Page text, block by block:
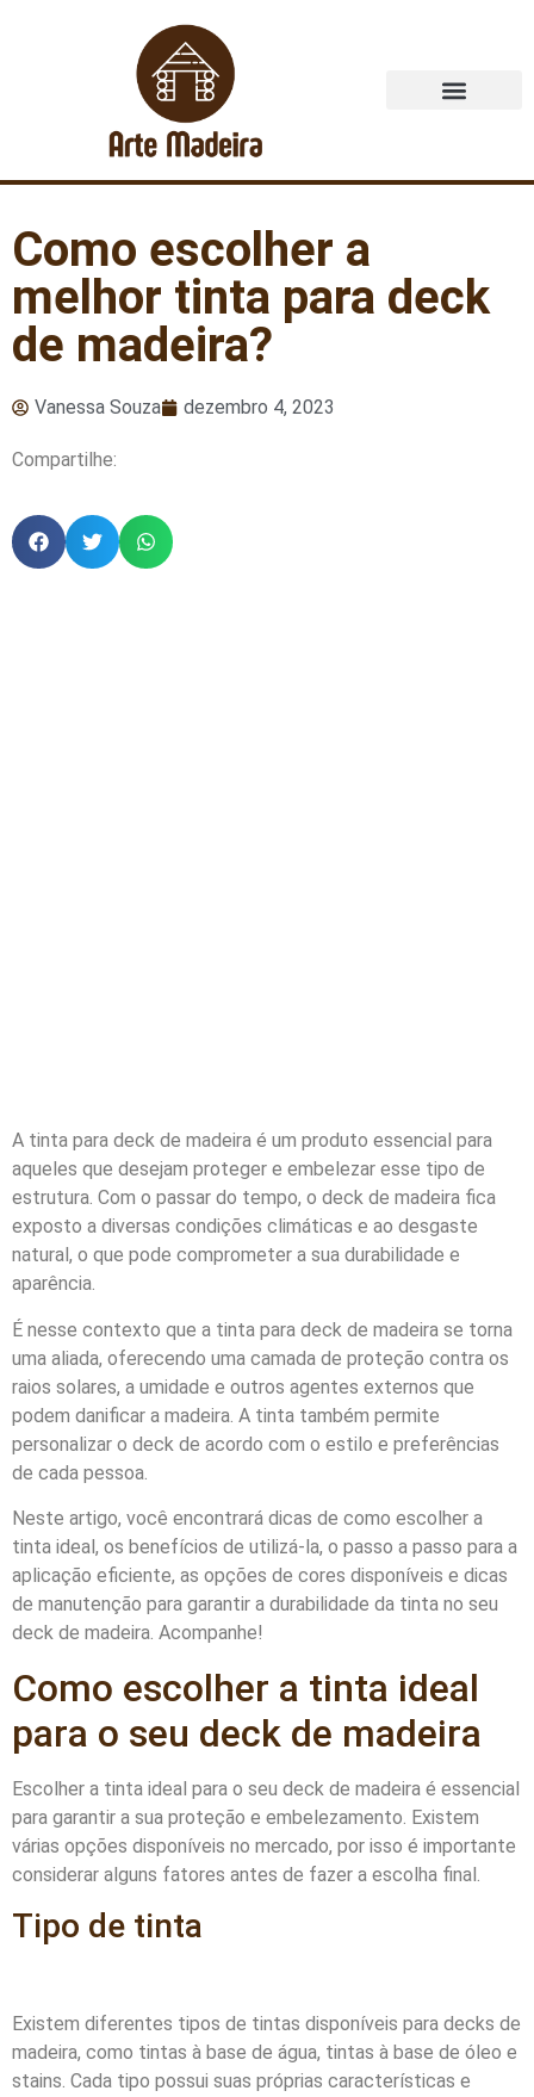
Como escolher a
melhor tinta para deck
de madeira?
Vanessa Souza dezembro 4, 2023
Compartilhe:
A tinta para deck de madeira é um produto essencial para
aqueles que desejam proteger e embelezar esse tipo de
estrutura. Com o passar do tempo, o deck de madeira fica
exposto a diversas condições climáticas e ao desgaste
natural, o que pode comprometer a sua durabilidade e
aparência.
É nesse contexto que a tinta para deck de madeira se torna
uma aliada, oferecendo uma camada de proteção contra os
raios solares, a umidade e outros agentes externos que
podem danificar a madeira. A tinta também permite
personalizar o deck de acordo com o estilo e preferências
de cada pessoa.
Neste artigo, você encontrará dicas de como escolher a
tinta ideal, os benefícios de utilizá-la, o passo a passo para a
aplicação eficiente, as opções de cores disponíveis e dicas
de manutenção para garantir a durabilidade da tinta no seu
deck de madeira. Acompanhe!
Como escolher a tinta ideal
para o seu deck de madeira
Escolher a tinta ideal para o seu deck de madeira é essencial
para garantir a sua proteção e embelezamento. Existem
várias opções disponíveis no mercado, por isso é importante
considerar alguns fatores antes de fazer a escolha final.
Tipo de tinta
Existem diferentes tipos de tintas disponíveis para decks de
madeira, como tintas à base de água, tintas à base de óleo e
stains. Cada tipo possui suas próprias características e